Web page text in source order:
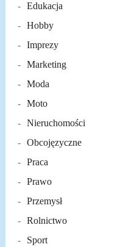
Edukacja
Hobby
Imprezy
Marketing
Moda
Moto
Nieruchomości
Obcojęzyczne
Praca
Prawo
Przemysł
Rolnictwo
Sport